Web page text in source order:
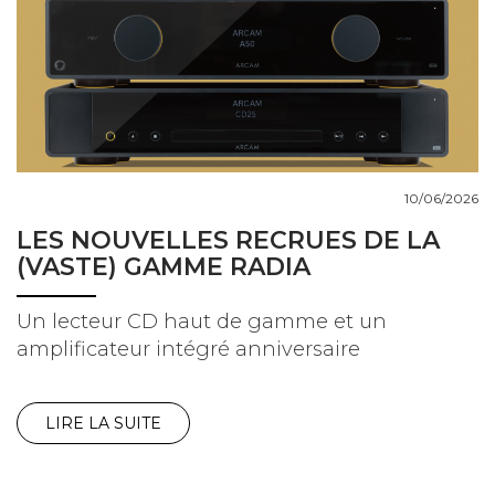
LES NOUVELLES RECRUES DE LA
(VASTE) GAMME RADIA
10/06/2026
Un lecteur CD haut de gamme et un
amplificateur intégré anniversaire
LIRE LA SUITE